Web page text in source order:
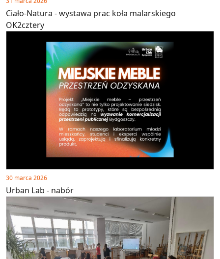
Ciało-Natura - wystawa prac koła malarskiego
OK2cztery
30 marca 2026
Urban Lab - nabór